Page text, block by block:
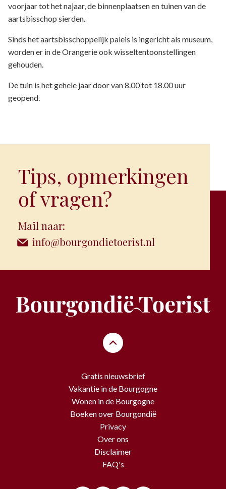
voorjaar tot het najaar, de binnenplaatsen en tuinen van de
aartsbisschop sierden.
Sinds het aartsbisschoppelijk paleis is ingericht als museum,
worden er in de Orangerie ook wisseltentoonstellingen
gehouden.
De tuin is het gehele jaar door van 8.00 tot 18.00 uur
geopend.
Tips, opmerkingen
of vragen?
Mail naar:
info@bourgondietoerist.nl
Gratis nieuwsbrief
Vakantie in de Bourgogne
Wonen in de Bourgogne
Boeken over Bourgondië
Privacy
Over ons
Disclaimer
FAQ's